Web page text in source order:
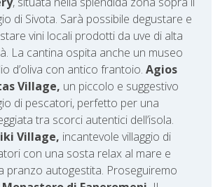
di Sivota. Sarà possibile degustare e
vini locali prodotti da uve di alta
La cantina ospita anche un museo
d’oliva con antico frantoio. Agios
Village, un piccolo e suggestivo
di pescatori, perfetto per una
tra scorci autentici dell’isola.
Village, incantevole villaggio di
con una sosta relax al mare e
pranzo autogestita. Proseguiremo